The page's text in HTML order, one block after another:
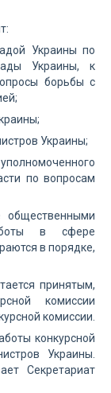
Украины по
Украины, к
борьбы с
Украины;
по вопросам
общественными
в сфере
в порядке,
принятым,
комиссии
комиссии.
конкурсной
Украины.
Секретариат